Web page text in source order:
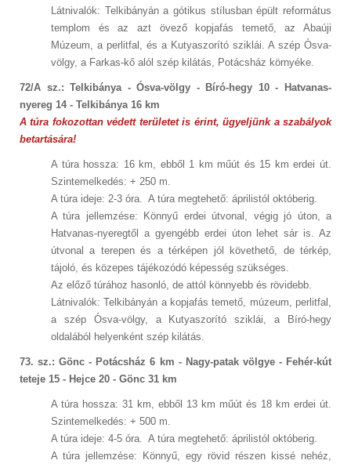
Látnivalók: Telkibányán a gótikus stílusban épült református
templom és az azt övező kopjafás temető, az Abaúji
Múzeum, a perlitfal, és a Kutyaszorító sziklái. A szép Ósva-
völgy, a Farkas-kő alól szép kilátás, Potácsház környéke.
72/A sz.: Telkibánya - Ósva-völgy - Bíró-hegy 10 - Hatvanas-
nyereg 14 - Telkibánya 16 km
A túra fokozottan védett területet is érint, ügyeljünk a szabályok
betartására!
A túra hossza: 16 km, ebből 1 km műút és 15 km erdei út.
Szintemelkedés: + 250 m.
A túra ideje: 2-3 óra. A túra megtehető: áprilistól októberig.
A túra jellemzése: Könnyű erdei útvonal, végig jó úton, a
Hatvanas-nyeregtől a gyengébb erdei úton lehet sár is. Az
útvonal a terepen és a térképen jól követhető, de térkép,
tájoló, és közepes tájékozódó képesség szükséges.
Az előző túrához hasonló, de attól könnyebb és rövidebb.
Látnivalók: Telkibányán a kopjafás temető, múzeum, perlitfal,
a szép Ósva-völgy, a Kutyaszorító sziklái, a Bíró-hegy
oldalából helyenként szép kilátás.
73. sz.: Gönc - Potácsház 6 km - Nagy-patak völgye - Fehér-kút
teteje 15 - Hejce 20 - Gönc 31 km
A túra hossza: 31 km, ebből 13 km műút és 18 km erdei út.
Szintemelkedés: + 500 m.
A túra ideje: 4-5 óra. A túra megtehető: áprilistól októberig.
A túra jellemzése: Könnyű, egy rövid részen kissé nehéz,